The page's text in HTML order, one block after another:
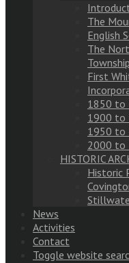
The
English
The
Township
First
1850 to
1900 to
1950 to
2000 to
HISTORIC
Historic
News
Activities
Contact
Toggle website